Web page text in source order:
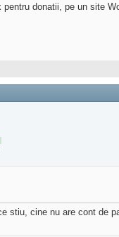
donatii, pe un site
stiu, cine nu are cont de